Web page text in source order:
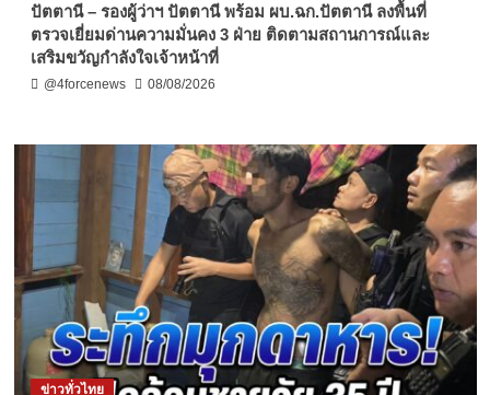
ปัตตานี – รองผู้ว่าฯ ปัตตานี พร้อม ผบ.ฉก.ปัตตานี ลงพื้นที่
ตรวจเยี่ยมด่านความมั่นคง 3 ฝ่าย ติดตามสถานการณ์และ
เสริมขวัญกำลังใจเจ้าหน้าที่
@4forcenews 08/08/2026
ข่าวทั่วไทย